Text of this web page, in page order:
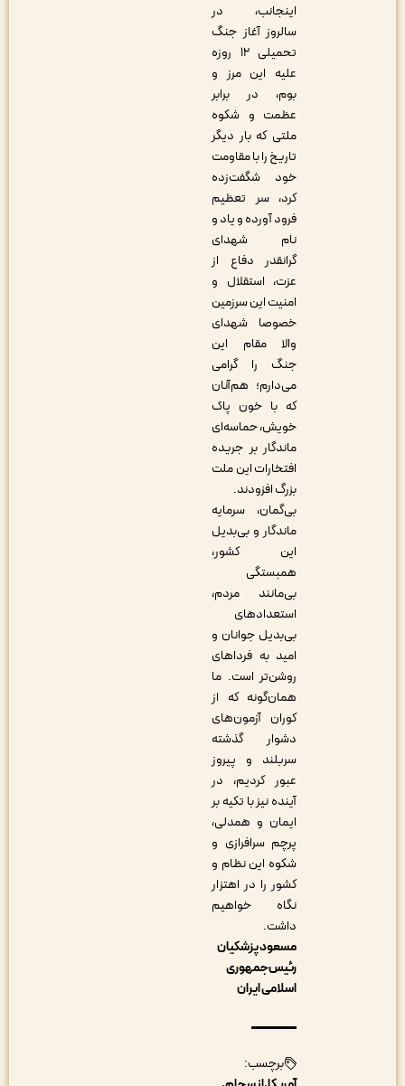
اینجانب، در
سالروز آغاز جنگ
تحمیلی ۱۲ روزه
علیه این مرز و
بوم، در برابر
عظمت و شکوه
ملتی که بار دیگر
تاریخ را با مقاومت
خود شگفت‌زده
کرد، سر تعظیم
فرود آورده و یاد و
نام شهدای
گرانقدر دفاع از
عزت، استقلال و
امنیت این سرزمین
خصوصا شهدای
والا مقام این
جنگ را گرامی
می‌دارم؛ هم‌آنان
که با خون پاک
خویش، حماسه‌ای
ماندگار بر جریده
افتخارات این ملت
بزرگ افزودند.
بی‌گمان، سرمایه
ماندگار و بی‌بدیل
این کشور،
همبستگی
بی‌مانند مردم،
استعدادهای
بی‌بدیل جوانان و
امید به فرداهای
روشن‌تر است. ما
همان‌گونه که از
کوران آزمون‌های
دشوار گذشته
سربلند و پیروز
عبور کردیم، در
آینده نیز با تکیه بر
ایمان و همدلی،
پرچم سرافرازی و
شکوه این نظام و
کشور را در اهتزار
نگاه خواهیم
مسعود پزشکیان
رئیس‌جمهوری
اسلامی ایران
برچسب: